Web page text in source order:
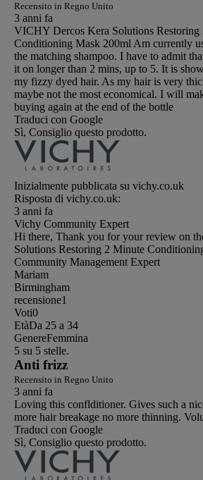
Recensito in Regno Unito
3 anni fa
VICHY Dercos Kera Solutions Restoring
Conditioning Mask 200ml Am currently
the matching shampoo. I have to admit
it on longer than 2 mins, up to 5. It is
my fizzy dyed hair. As my hair is very
maybe not the most economical. I will
buying again at the end of the bottle
Traduci con Google
Sì, Consiglio questo prodotto.
Inizialmente pubblicata su vichy.co.uk
Risposta di vichy.co.uk:
3 anni fa
Vichy Community Expert
Hi there, Thank you for your review on
Solutions Restoring 2 Minute
Community Management Expert
Mariam
Birmingham
recensione1
Voti0
EtàDa 25 a 34
GenereFemmina
5 su 5 stelle.
Anti frizz
Recensito in Regno Unito
3 anni fa
Loving this conflditioner. Gives such a
more hair breakage no more thinning.
Traduci con Google
Sì, Consiglio questo prodotto.